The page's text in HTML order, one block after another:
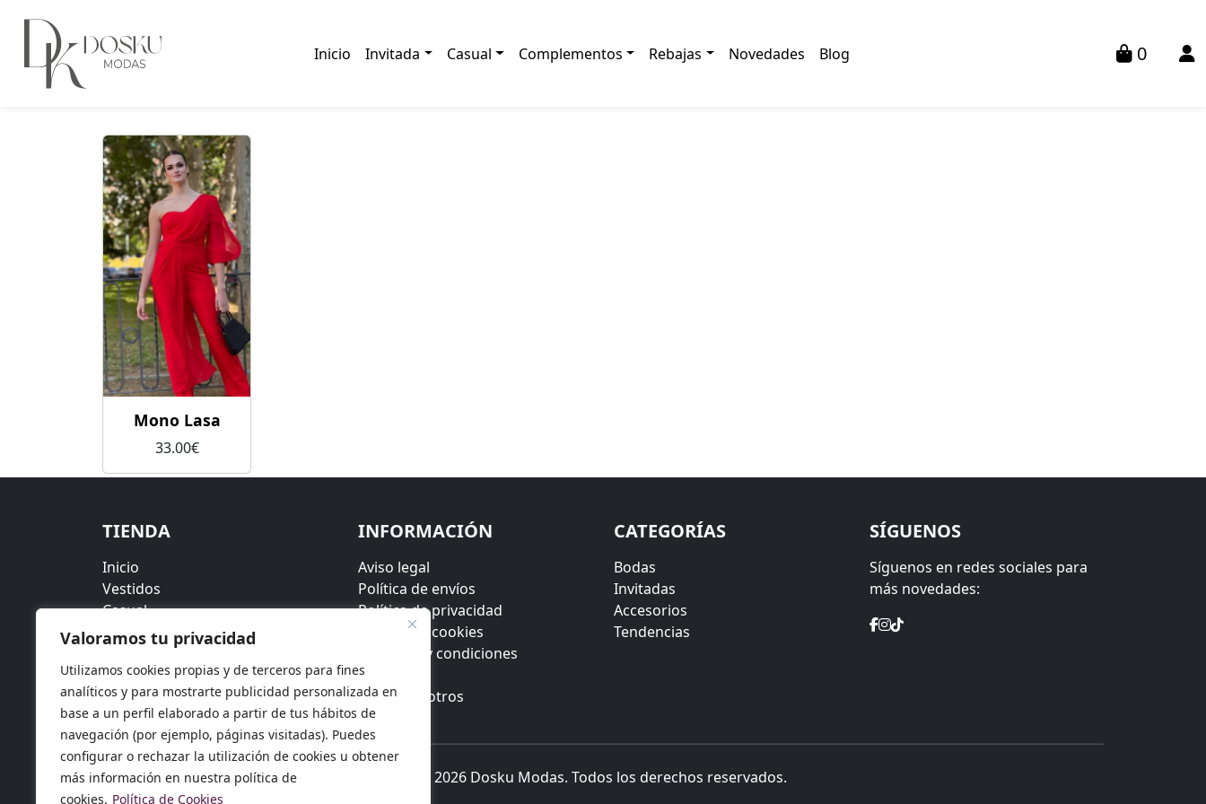
Valoramos tu privacidad
Utilizamos cookies propias y de terceros para fines
analíticos y para mostrarte publicidad personalizada en
base a un perfil elaborado a partir de tus hábitos de
navegación (por ejemplo, páginas visitadas). Puedes
configurar o rechazar la utilización de cookies u obtener
más información en nuestra política de
cookies. Política de Cookies
Inicio Invitada Casual Complementos Rebajas Novedades Blog 0
Mono Lasa
33.00€
TIENDA
Inicio
Vestidos
Casual
Rebajas
INFORMACIÓN
Aviso legal
Política de envíos
Política de privacidad
Política de cookies
Términos y condiciones
Contacto
Sobre nosotros
CATEGORÍAS
Bodas
Invitadas
Accesorios
Tendencias
SÍGUENOS
Síguenos en redes sociales para
más novedades:
© 2026 Dosku Modas. Todos los derechos reservados.